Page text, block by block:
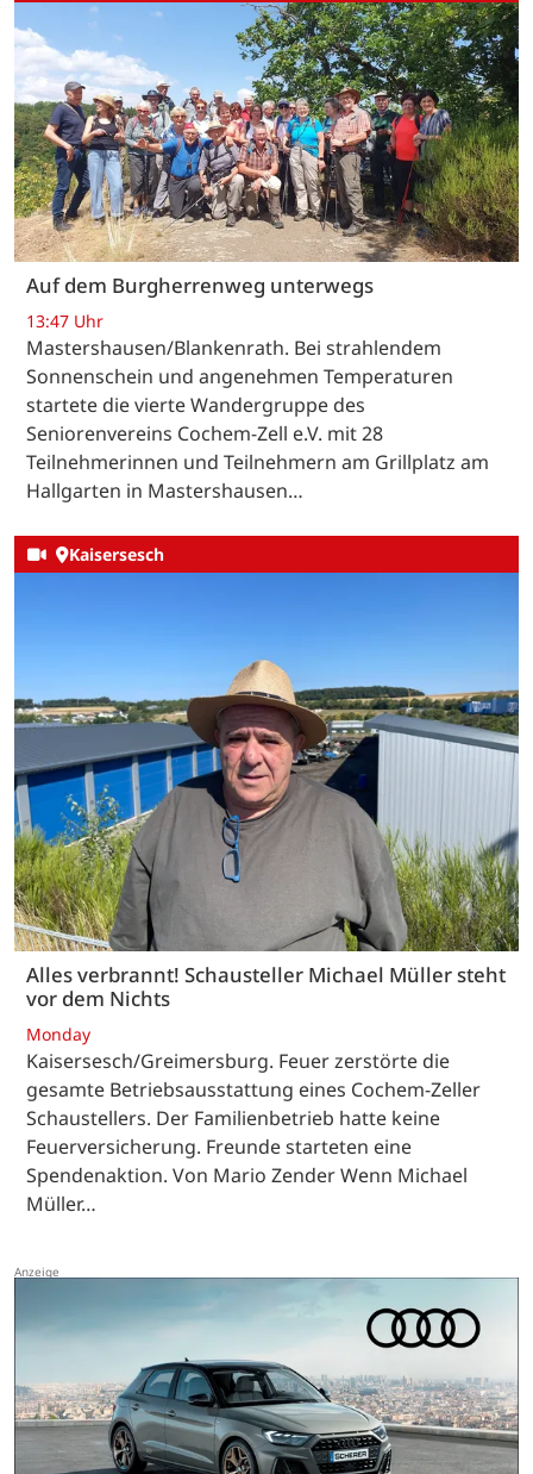
Auf dem Burgherrenweg unterwegs
13:47 Uhr
Mastershausen/Blankenrath. Bei strahlendem
Sonnenschein und angenehmen Temperaturen
startete die vierte Wandergruppe des
Seniorenvereins Cochem-Zell e.V. mit 28
Teilnehmerinnen und Teilnehmern am Grillplatz am
Hallgarten in Mastershausen…
Kaisersesch
Alles verbrannt! Schausteller Michael Müller steht
vor dem Nichts
Monday
Kaisersesch/Greimersburg. Feuer zerstörte die
gesamte Betriebsausstattung eines Cochem-Zeller
Schaustellers. Der Familienbetrieb hatte keine
Feuerversicherung. Freunde starteten eine
Spendenaktion. Von Mario Zender Wenn Michael
Müller…